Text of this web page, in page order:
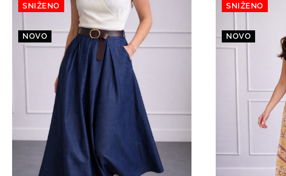
SNIŽENO
NOVO
SNIŽENO
NOVO